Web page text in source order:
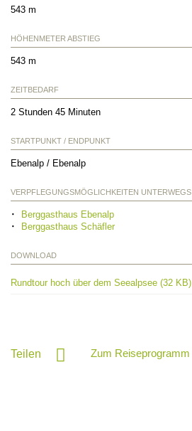
543 m
HÖHENMETER ABSTIEG
543 m
ZEITBEDARF
2 Stunden 45 Minuten
STARTPUNKT / ENDPUNKT
Ebenalp / Ebenalp
VERPFLEGUNGSMÖGLICHKEITEN UNTERWEGS
Berggasthaus Ebenalp
Berggasthaus Schäfler
DOWNLOAD
Rundtour hoch über dem Seealpsee (32 KB)
Teilen Zum Reiseprogramm